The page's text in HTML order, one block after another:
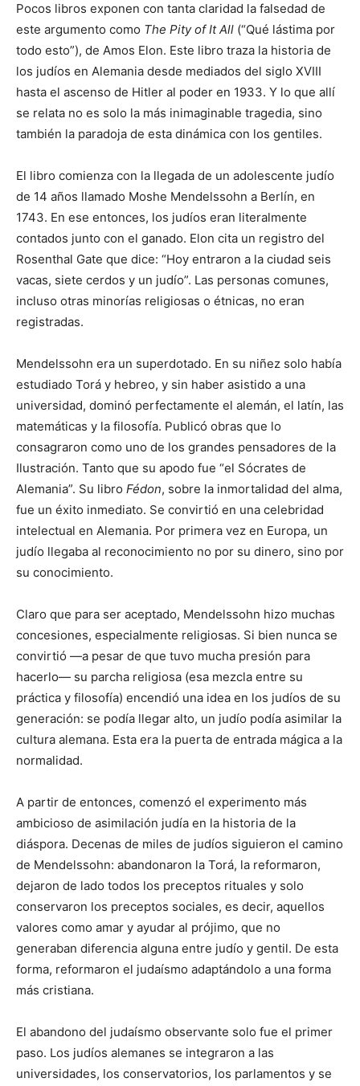
Pocos libros exponen con tanta claridad la falsedad de
este argumento como The Pity of It All (“Qué lástima por
todo esto”), de Amos Elon. Este libro traza la historia de
los judíos en Alemania desde mediados del siglo XVIII
hasta el ascenso de Hitler al poder en 1933. Y lo que allí
se relata no es solo la más inimaginable tragedia, sino
también la paradoja de esta dinámica con los gentiles.
El libro comienza con la llegada de un adolescente judío
de 14 años llamado Moshe Mendelssohn a Berlín, en
1743. En ese entonces, los judíos eran literalmente
contados junto con el ganado. Elon cita un registro del
Rosenthal Gate que dice: “Hoy entraron a la ciudad seis
vacas, siete cerdos y un judío”. Las personas comunes,
incluso otras minorías religiosas o étnicas, no eran
registradas.
Mendelssohn era un superdotado. En su niñez solo había
estudiado Torá y hebreo, y sin haber asistido a una
universidad, dominó perfectamente el alemán, el latín, las
matemáticas y la filosofía. Publicó obras que lo
consagraron como uno de los grandes pensadores de la
Ilustración. Tanto que su apodo fue “el Sócrates de
Alemania”. Su libro Fédon, sobre la inmortalidad del alma,
fue un éxito inmediato. Se convirtió en una celebridad
intelectual en Alemania. Por primera vez en Europa, un
judío llegaba al reconocimiento no por su dinero, sino por
su conocimiento.
Claro que para ser aceptado, Mendelssohn hizo muchas
concesiones, especialmente religiosas. Si bien nunca se
convirtió —a pesar de que tuvo mucha presión para
hacerlo— su parcha religiosa (esa mezcla entre su
práctica y filosofía) encendió una idea en los judíos de su
generación: se podía llegar alto, un judío podía asimilar la
cultura alemana. Esta era la puerta de entrada mágica a la
normalidad.
A partir de entonces, comenzó el experimento más
ambicioso de asimilación judía en la historia de la
diáspora. Decenas de miles de judíos siguieron el camino
de Mendelssohn: abandonaron la Torá, la reformaron,
dejaron de lado todos los preceptos rituales y solo
conservaron los preceptos sociales, es decir, aquellos
valores como amar y ayudar al prójimo, que no
generaban diferencia alguna entre judío y gentil. De esta
forma, reformaron el judaísmo adaptándolo a una forma
más cristiana.
El abandono del judaísmo observante solo fue el primer
paso. Los judíos alemanes se integraron a las
universidades, los conservatorios, los parlamentos y se